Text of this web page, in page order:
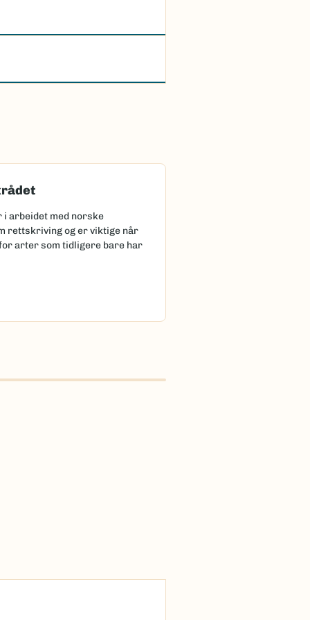
arbeidet med norske
rettskriving og er viktige når
arter som tidligere bare har